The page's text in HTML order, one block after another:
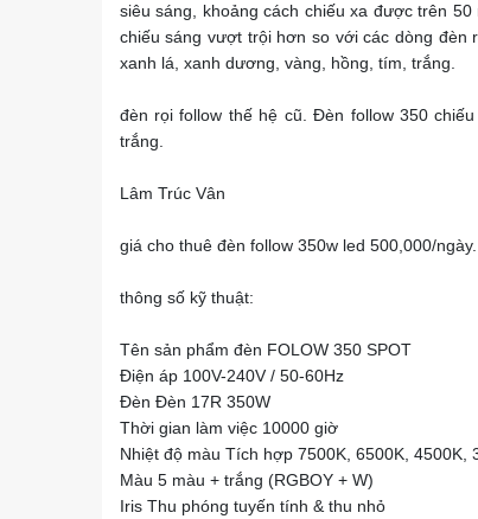
siêu sáng, khoảng cách chiếu xa được trên
chiếu sáng vượt trội hơn so với các dòng đèn
xanh lá, xanh dương, vàng, hồng, tím, trắng.
đèn rọi follow thế hệ cũ. Đèn follow 350
trắng.
Lâm Trúc Vân
giá cho thuê đèn follow 350w led 500,000/ngày.
thông số kỹ thuật:
Tên sản phẩm đèn FOLOW 350 SPOT
Điện áp 100V-240V / 50-60Hz
Đèn Đèn 17R 350W
Thời gian làm việc 10000 giờ
Nhiệt độ màu Tích hợp 7500K, 6500K, 4500K,
Màu 5 màu + trắng (RGBOY + W)
Iris Thu phóng tuyến tính & thu nhỏ